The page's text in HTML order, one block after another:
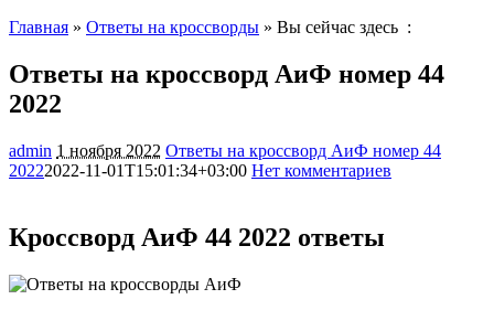
Главная » Ответы на кроссворды » Вы сейчас здесь :
Ответы на кроссворд АиФ номер 44
2022
admin 1 ноября 2022 Ответы на кроссворд АиФ номер 44
20222022-11-01T15:01:34+03:00 Нет комментариев
Кроссворд АиФ 44 2022 ответы